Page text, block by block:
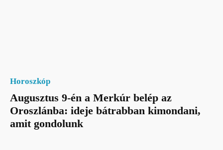
Horoszkóp
Augusztus 9-én a Merkúr belép az
Oroszlánba: ideje bátrabban kimondani,
amit gondolunk